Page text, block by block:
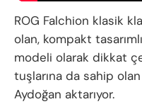
ROG Falchion klasik
olan, kompakt
modeli olarak dikkat
tuşlarına da sahip
Aydoğan aktarıyor.